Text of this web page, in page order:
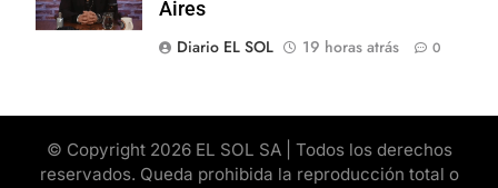
Aires
Diario EL SOL
19 horas atrás 0
© Copyright 2026 EL SOL SA | Todos los derechos
reservados. Queda prohibida la reproducción total o